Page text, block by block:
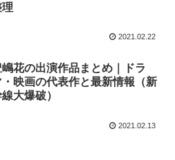
2021.02.22
嶋花の出演作品まとめ｜ドラ
・映画の代表作と最新情報（新
大爆破）
2021.02.13